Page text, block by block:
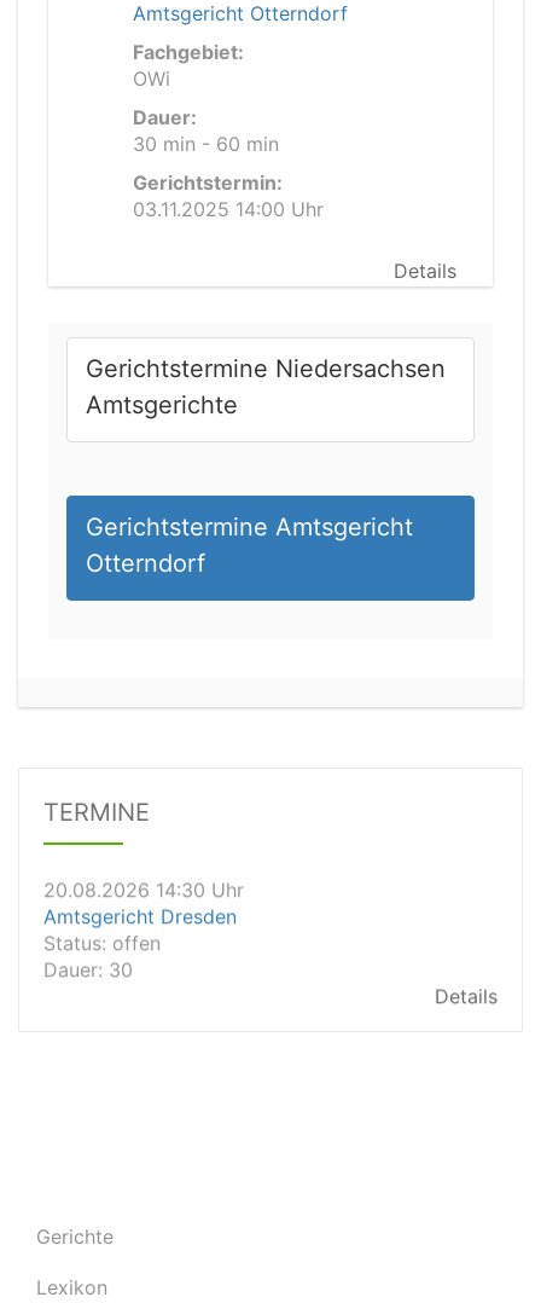
Amtsgericht Otterndorf
Fachgebiet:
OWi
Dauer:
30 min - 60 min
Gerichtstermin:
03.11.2025 14:00 Uhr
Details
Gerichtstermine Niedersachsen
Amtsgerichte
Gerichtstermine Amtsgericht
Otterndorf
TERMINE
20.08.2026 14:30 Uhr
Status:offen
Dauer: 30
20.08.2026 14:30 Uhr
Amtsgericht Mainz
Gerichte
Lexikon